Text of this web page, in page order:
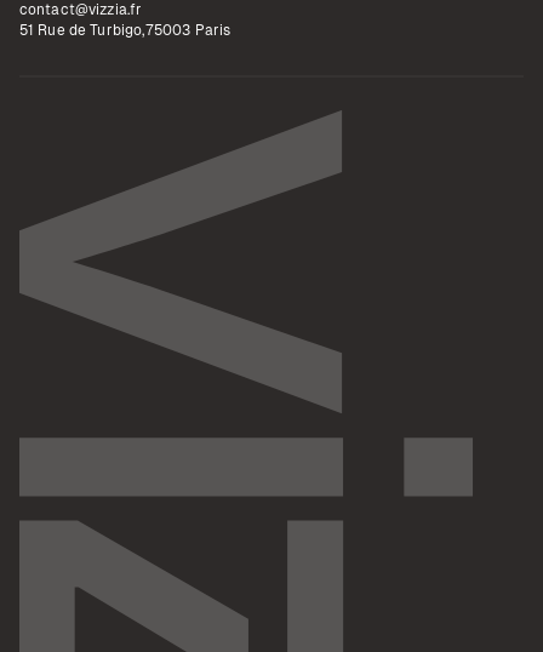
contact@vizzia.fr
51 Rue de Turbigo,75003 Paris